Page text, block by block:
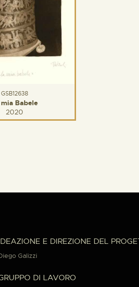
GSB12638
mia Babele
2020
E DIREZIONE DEL
Galizzi
DI LAVORO